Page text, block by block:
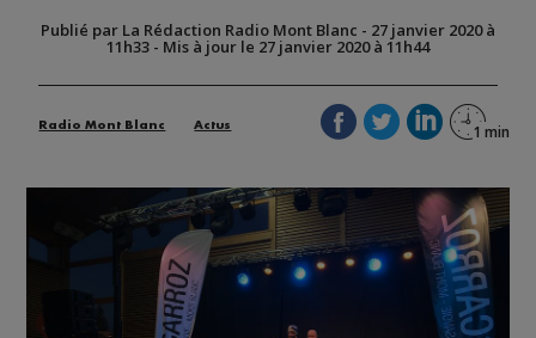
Publié par La Rédaction Radio Mont Blanc - 27 janvier 2020 à
11h33 - Mis à jour le 27 janvier 2020 à 11h44
Radio Mont Blanc Actus